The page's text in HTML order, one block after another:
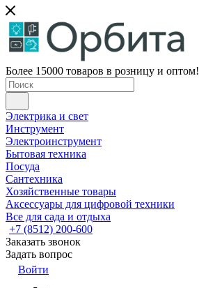
Более 15000 товаров в розницу и оптом!
Электрика и свет
Инструмент
Электроинструмент
Бытовая техника
Посуда
Сантехника
Хозяйственные товары
Аксессуары для цифровой техники
Все для сада и отдыха
+7 (8512) 200-600
Заказать звонок
Задать вопрос
Войти